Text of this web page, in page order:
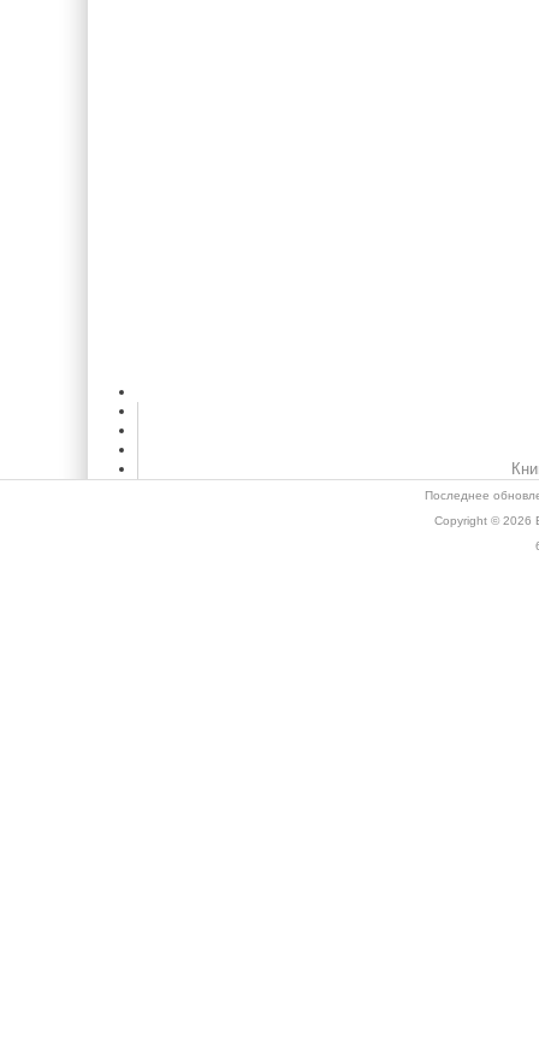
Последнее
Copyright © 2026